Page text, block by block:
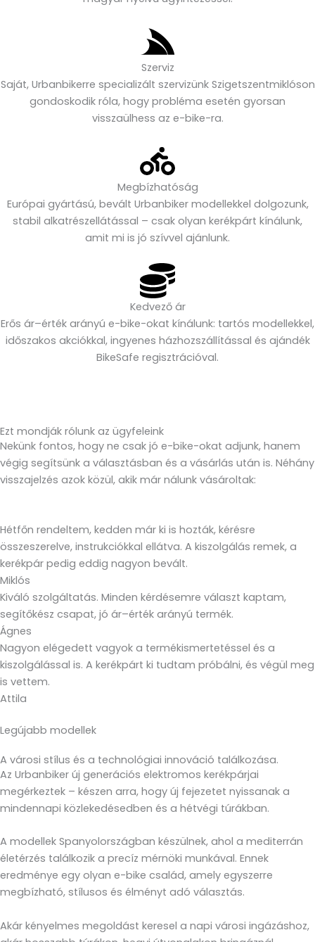
Szerviz
Saját, Urbanbikerre specializált szervizünk Szigetszentmiklóson
gondoskodik róla, hogy probléma esetén gyorsan
visszaülhess az e-bike-ra.
Megbízhatóság
Európai gyártású, bevált Urbanbiker modellekkel dolgozunk,
stabil alkatrészellátással – csak olyan kerékpárt kínálunk,
amit mi is jó szívvel ajánlunk.
Kedvező ár
Erős ár–érték arányú e-bike-okat kínálunk: tartós modellekkel,
időszakos akciókkal, ingyenes házhozszállítással és ajándék
BikeSafe regisztrációval.
Ezt mondják rólunk az ügyfeleink
Nekünk fontos, hogy ne csak jó e-bike-okat adjunk, hanem
végig segítsünk a választásban és a vásárlás után is. Néhány
visszajelzés azok közül, akik már nálunk vásároltak:
Hétfőn rendeltem, kedden már ki is hozták, kérésre
összeszerelve, instrukciókkal ellátva. A kiszolgálás remek, a
kerékpár pedig eddig nagyon bevált.
Miklós
Kiváló szolgáltatás. Minden kérdésemre választ kaptam,
segítőkész csapat, jó ár–érték arányú termék.
Ágnes
Nagyon elégedett vagyok a termékismertetéssel és a
kiszolgálással is. A kerékpárt ki tudtam próbálni, és végül meg
is vettem.
Attila
Legújabb modellek
A városi stílus és a technológiai innováció találkozása.
Az Urbanbiker új generációs elektromos kerékpárjai
megérkeztek – készen arra, hogy új fejezetet nyissanak a
mindennapi közlekedésedben és a hétvégi túrákban.
A modellek Spanyolországban készülnek, ahol a mediterrán
életérzés találkozik a precíz mérnöki munkával. Ennek
eredménye egy olyan e-bike család, amely egyszerre
megbízható, stílusos és élményt adó választás.
Akár kényelmes megoldást keresel a napi városi ingázáshoz,